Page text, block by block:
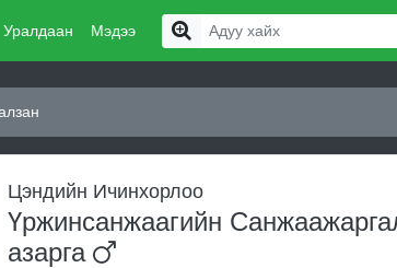
Уралдаан Мэдээ
Цэндийн Ичинхорлоо
Үржинсанжаагийн
азарга